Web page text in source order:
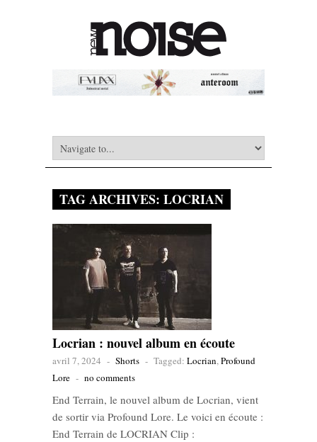
TAG ARCHIVES: LOCRIAN
Locrian : nouvel album en écoute
avril 7, 2024 - Shorts - Tagged: Locrian,Profound
Lore - no comments
End Terrain, le nouvel album de Locrian, vient
de sortir via Profound Lore. Le voici en écoute :
End Terrain de LOCRIAN Clip :